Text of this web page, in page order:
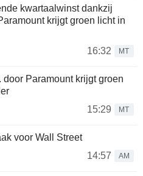
kwartaalwinst dankzij
krijgt groen licht in
16:32
MT
Paramount krijgt groen
15:29
MT
voor Wall Street
14:57
AM